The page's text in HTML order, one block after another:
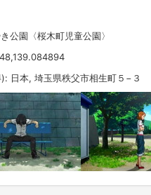
公園〈桜木町児童公園〉
日本, 埼玉県秩父市相生町５−３